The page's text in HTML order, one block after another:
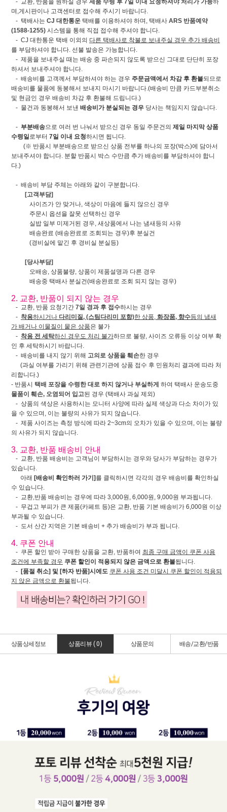
- 교환, 반품을 원하실 경우 제품 수령 후 7일 이내 요청하셔야 처리가 가능하
며,게시판이나 고객센터로 접수해 주시기 바랍니다.
- 택배사는 CJ 대한통운 택배를 이용하셔야 하며, 택배사 ARS 반품예약
(1588-1255) 시스템을 통해 직접 접수해 주셔야 합니다.
- CJ 대한통운 택배 이외의 다른 택배사로 착불로 보내주실 경우 추가 배송비
를 부담하셔야 합니다. 선불 발송은 가능합니다.
- 제품을 보내주실 때는 배송 중 파손되지 않도록 받으신 그대로 단단히 포장
하셔서 보내주셔야 합니다.
- 배송비를 고객께서 부담하셔야 하는 경우 주문금액에서 차감 후 환불되므로
배송비를 물품에 동봉해서 보내지 마시기 바랍니다.(배송비 만큼 카드부분취소
및 현금인 경우 배송비 차감 후 환불해 드립니다.)
- 물건과 동봉해서 보낸 배송비가 분실되는 경우 당사는 책임지지 않습니다.
- 부분배송으로 여러 번 나눠서 받으신 경우 동일 주문건의 제일 마지막 상품
수령일로부터 7일 이내 요청하시면 됩니다.
(※ 반품시 부분배송으로 받으신 상품 전부를 하나의 포장(박스)에 담아서
보내주셔야 합니다. 분할 반품시 박스 수만큼 추가 배송비를 부담하셔야 합니
다.)
- 배송비 부담 주체는 아래와 같이 구분합니다.
[고객부담]
사이즈가 안 맞거나, 색상이 마음에 들지 않으신 경우
주문시 옵션을 잘못 선택하신 경우
실밥 일부 미제거된 경우, 새상품에서 나는 냄새등의 사유
배송완료 (배송완료로 조회되는 경우)후 분실건
(경비실에 맡긴 후 경비실 분실등)
[당사부담]
오배송, 상품불량, 상품이 제품설명과 다른 경우
배송중 택배사 분실건(배송완료로 조회 되지 않는 경우)
2. 교환, 반품이 되지 않는 경우
- 교환, 반품 요청기간 7일 경과 후 접수하시는 경우
- 착용하시거나 다리미질, (스팀다리미 포함)한 상품, 화장품, 향수등의 냄새
가 배거나 이물질이 뭍은 상품은 불가
- 착용 전 세탁하신 경우도 처리 불가하므로 불량, 사이즈 오류등 이상 여부 확
인 후 세탁하시기 바랍니다.
- 배송비를 내지 않기 위해 고의로 상품을 훼손한 경우
(과실 여부를 가리기 위해 관련기관에 상품 접수 후 민원처리 결과에 따라 처
리합니다.)
- 반품시 택배 포장을 수령한 대로 하지 않거나 부실하게 하여 택배사 운송도중
물품이 훼손, 오염되어 입고된 경우 (택배사 과실 제외)
- 상품의 색상은 사용하시는 모니터 사양에 따라 실제 색상과 다소 차이가 있
을 수 있으며, 이는 불량의 사유가 되지 않습니다.
- 제품 사이즈는 측정 방식에 따라 2~3cm의 오차가 있을 수 있으며, 이는 불량
의 사유가 되지 않습니다.
3. 교환, 반품 배송비 안내
- 교환, 반품 배송비는 고객님이 부담하시는 경우와 당사가 부담하는 경우가
있습니다.
아래 [배송비 확인하러 가기] 를 클릭하시면 각각의 경우 배송비를 확인하실
수 있습니다.
- 교환,반품 배송비는 경우에 따라 3,000원, 6,000원, 9,000원 부과됩니다.
- 무겁고 부피가 큰 제품(카페트 등)은 교환, 반품 기본 배송비가 6,000원 이상
부과될 수 있습니다.
- 도서 산간 지역은 기본 배송비 + 추가 배송비가 부과 됩니다.
4. 쿠폰 안내
- 쿠폰 할인 받아 구매한 상품을 교환, 반품하여 최종 구매 금액이 쿠폰 사용
조건에 부족할 경우 쿠폰 할인이 적용되지 않은 금액으로 환불됩니다.
- [품절 취소] 및 [하자 반품]시에도 쿠폰 사용 조건 미달시 쿠폰 할인이 적용되
지 않은 금액으로 환불됩니다.
상품상세정보 상품리뷰 ( 0) 상품문의 배송/교환/반품